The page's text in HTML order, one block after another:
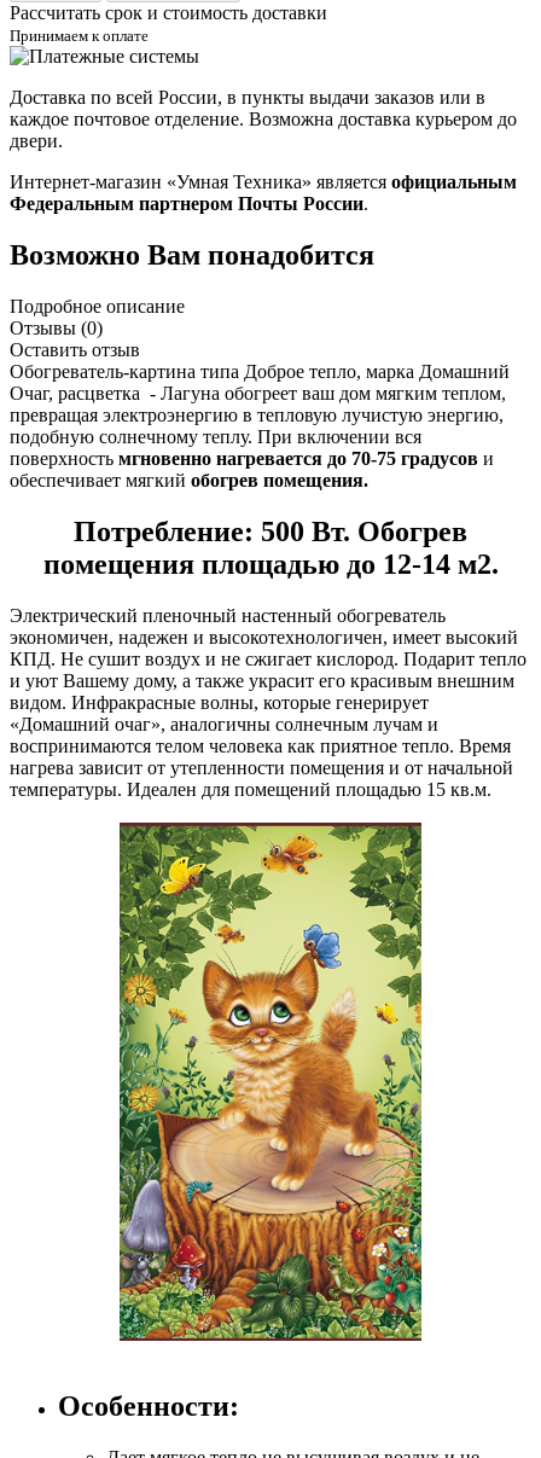
Рассчитать срок и стоимость доставки
Принимаем к оплате
Доставка по всей России, в пункты выдачи заказов или в
каждое почтовое отделение. Возможна доставка курьером до
двери.
Интернет-магазин «Умная Техника» является официальным
Федеральным партнером Почты России.
Возможно Вам понадобится
Подробное описание
Отзывы (0)
Оставить отзыв
Обогреватель-картина типа Доброе тепло, марка Домашний
Очаг, расцветка - Лагуна обогреет ваш дом мягким теплом,
превращая электроэнергию в тепловую лучистую энергию,
подобную солнечному теплу. При включении вся
поверхность мгновенно нагревается до 70-75 градусов и
обеспечивает мягкий обогрев помещения.
Потребление: 500 Вт. Обогрев
помещения площадью до 12-14 м2.
Электрический пленочный настенный обогреватель
экономичен, надежен и высокотехнологичен, имеет высокий
КПД. Не сушит воздух и не сжигает кислород. Подарит тепло
и уют Вашему дому, а также украсит его красивым внешним
видом. Инфракрасные волны, которые генерирует
«Домашний очаг», аналогичны солнечным лучам и
воспринимаются телом человека как приятное тепло. Время
нагрева зависит от утепленности помещения и от начальной
температуры. Идеален для помещений площадью 15 кв.м.
Особенности: